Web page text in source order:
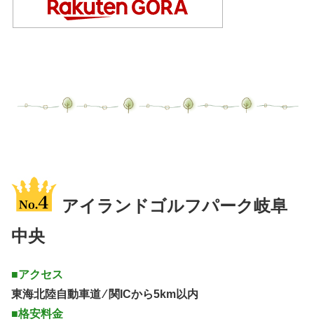
アイランドゴルフパーク岐阜
中央
■アクセス
東海北陸自動車道 ⁄ 関ICから5km以内
■格安料金